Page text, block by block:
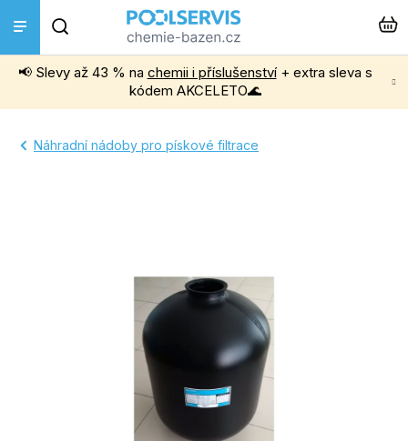
obsah
📢 Slevy až 43 % na chemii i příslušenství+ extra sleva s
kódem AKCELETO🌊
Bazénová chemie
Instalace a montáž
Náhradní nádoby pro pískové filtrace